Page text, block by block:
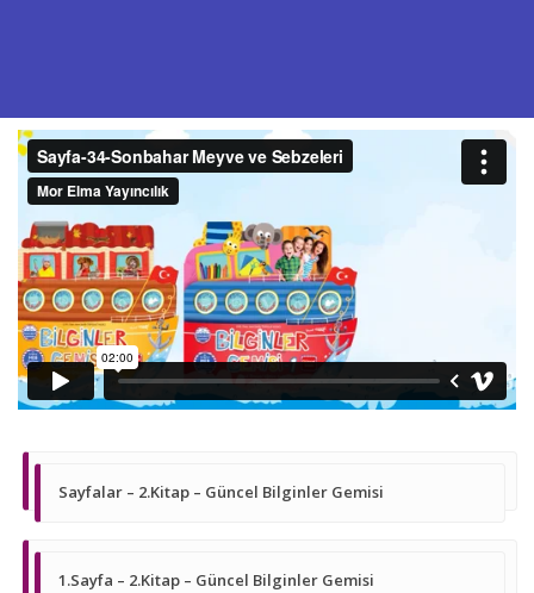
Sayfalar – 2.Kitap – Güncel Bilginler Gemisi
1.Sayfa – 2.Kitap – Güncel Bilginler Gemisi